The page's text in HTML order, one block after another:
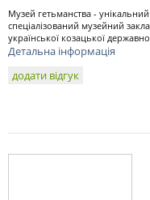
Музей гетьманства - унікальний
спеціалізований музейний
української козацької
Детальна інформація
додати відгук